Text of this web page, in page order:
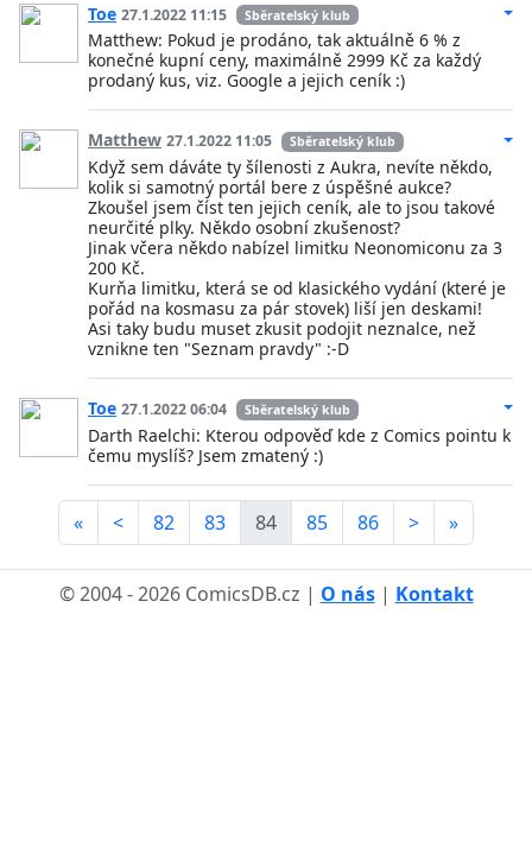
Toe 27.1.2022 11:15 Sběratelský klub
Matthew: Pokud je prodáno, tak aktuálně 6 % z
konečné kupní ceny, maximálně 2999 Kč za každý
prodaný kus, viz. Google a jejich ceník :)
Matthew 27.1.2022 11:05 Sběratelský klub
Když sem dáváte ty šílenosti z Aukra, nevíte někdo,
kolik si samotný portál bere z úspěšné aukce?
Zkoušel jsem číst ten jejich ceník, ale to jsou takové
neurčité plky. Někdo osobní zkušenost?
Jinak včera někdo nabízel limitku Neonomiconu za 3
200 Kč.
Kurňa limitku, která se od klasického vydání (které je
pořád na kosmasu za pár stovek) liší jen deskami!
Asi taky budu muset zkusit podojit neznalce, než
vznikne ten "Seznam pravdy" :-D
Toe 27.1.2022 06:04 Sběratelský klub
Darth Raelchi: Kterou odpověď kde z Comics pointu k
čemu myslíš? Jsem zmatený :)
« < 82 83 84 85 86 > »
© 2004 - 2026 ComicsDB.cz | O nás| Kontakt